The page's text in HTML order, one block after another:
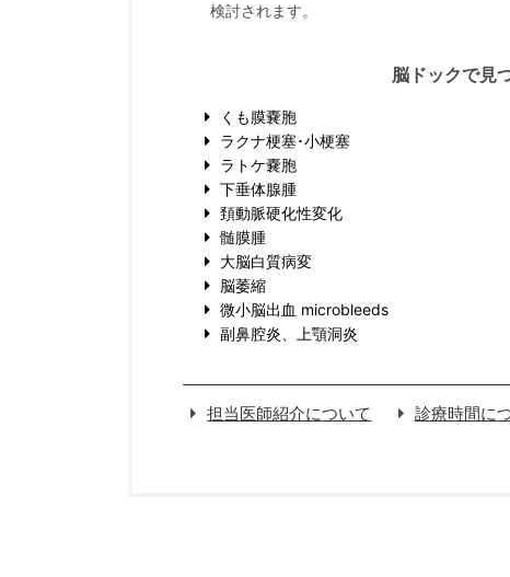
検討されます。
脳ドックで見
くも膜嚢胞
ラクナ梗塞･小梗塞
ラトケ嚢胞
下垂体腺腫
頚動脈硬化性変化
髄膜腫
大脳白質病変
脳萎縮
微小脳出血 microbleeds
副鼻腔炎、上顎洞炎
担当医師紹介について 診療時間に